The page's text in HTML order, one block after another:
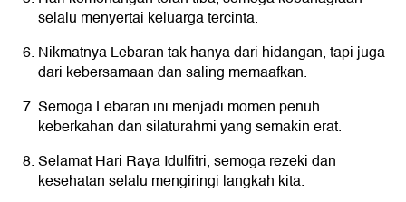
selalu menyertai keluarga tercinta.
Nikmatnya Lebaran tak hanya dari hidangan, tapi juga
dari kebersamaan dan saling memaafkan.
Semoga Lebaran ini menjadi momen penuh
keberkahan dan silaturahmi yang semakin erat.
Selamat Hari Raya Idulfitri, semoga rezeki dan
kesehatan selalu mengiringi langkah kita.